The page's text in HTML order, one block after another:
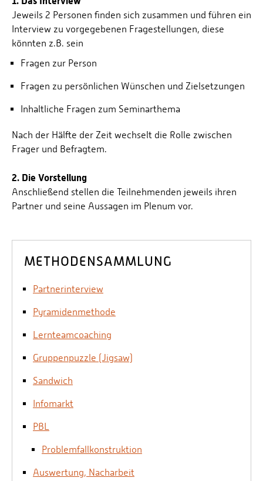
Personalvertretungen
Schwerbehindertenvertretungen
Informationssicherheit
Personalentwicklung
Personensuche
Jeweils 2 Personen finden sich zusammen und führen ein
Interview zu vorgegebenen Fragestellungen, diese
könnten z.B. sein
Fragen zur Person
Fragen zu persönlichen Wünschen und Zielsetzungen
Inhaltliche Fragen zum Seminarthema
Nach der Hälfte der Zeit wechselt die Rolle zwischen
Frager und Befragtem.
2. Die Vorstellung
Anschließend stellen die Teilnehmenden jeweils ihren
Partner und seine Aussagen im Plenum vor.
METHODENSAMMLUNG
Partnerinterview
Pyramidenmethode
Lernteamcoaching
Gruppenpuzzle (Jigsaw)
Sandwich
Infomarkt
PBL
Problemfallkonstruktion
Auswertung, Nacharbeit